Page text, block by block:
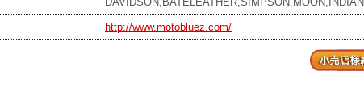
http://www.motobluez.com/